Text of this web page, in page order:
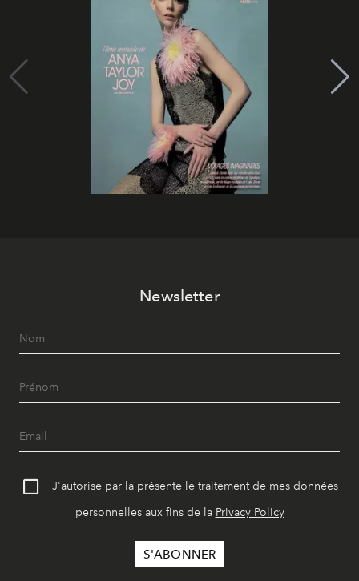
Newsletter
J'autorise par la présente le traitement de mes données
personnelles aux fins de la Privacy Policy